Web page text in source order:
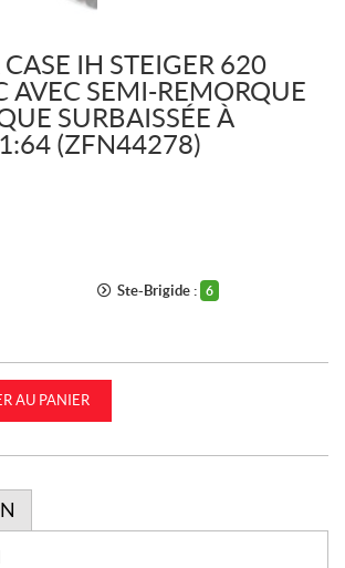
IH STEIGER 620
AVEC SEMI-REMORQUE
SURBAISSÉE À
1:64 (ZFN44278)
Ste-Brigide : 6
AU PANIER